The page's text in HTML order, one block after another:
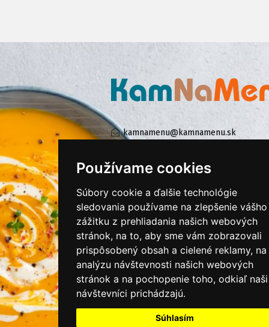
Používame cookies
Súbory cookie a ďalšie technológie
sledovania používame na zlepšenie vášho
zážitku z prehliadania našich webových
stránok, na to, aby sme vám zobrazovali
prispôsobený obsah a cielené reklamy, na
analýzu návštevnosti našich webových
stránok a na pochopenie toho, odkiaľ naši
návštevníci prichádzajú.
Súhlasím
kamnamenu@kamnamenu.sk
KONTAKTUJTE NÁS
PRIHLÁSIŤ SA DO ZÁKAZNÍCKEJ ZÓNY
Všeobecné obchodné podmienky
Ochrana osobných údajov
Cookies